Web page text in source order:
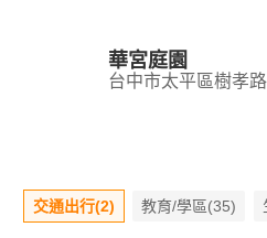
華宮庭園
台中市太平區樹孝
交通出行(2) 教育/學區(35)